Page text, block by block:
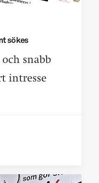
sökes
snabb
intresse